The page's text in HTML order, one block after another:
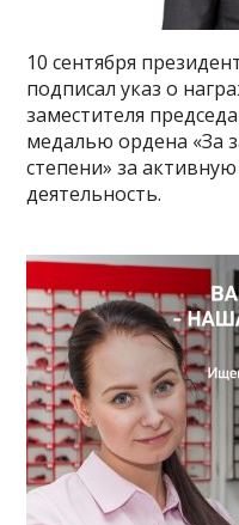
10 сентября
подписал указ о
заместителя
медалью ордена «За
степени» за
деятельность.